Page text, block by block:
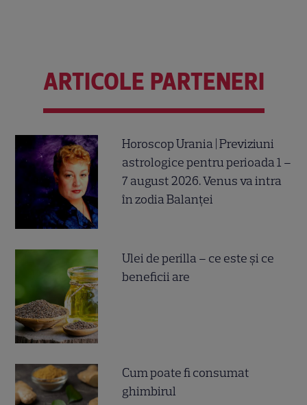
ARTICOLE PARTENERI
Horoscop Urania | Previziuni
astrologice pentru perioada 1 –
7 august 2026. Venus va intra
în zodia Balanței
Ulei de perilla – ce este și ce
beneficii are
Cum poate fi consumat
ghimbirul